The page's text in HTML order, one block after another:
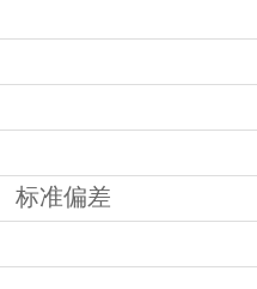
标准偏差